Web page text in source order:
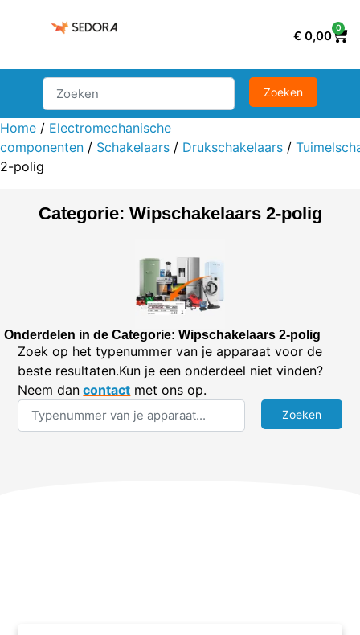
€ 0,00
0
Home / Electromechanische
componenten / Schakelaars / Drukschakelaars /
2-polig
Categorie: Wipschakelaars 2-polig
Onderdelen in de Categorie: Wipschakelaars 2-polig
Zoek op het typenummer van je apparaat voor de
beste resultaten.Kun je een onderdeel niet vinden?
Neem dan contact met ons op.